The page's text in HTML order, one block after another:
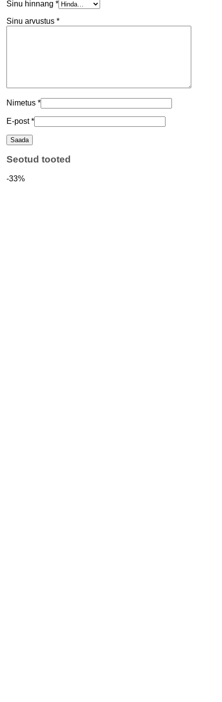
Sinu hinnang *
Sinu arvustus *
Nimetus *
E-post*
Seotud tooted
-33%